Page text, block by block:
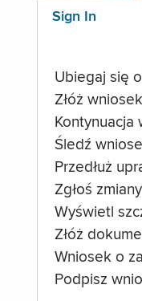
Sign In
Ubiegaj się
Złóż
Kontynuacja
Śledź
Przedłuż
Zgłoś zmiany
Wyświetl
Złóż
Wniosek o
Podpisz